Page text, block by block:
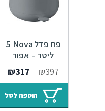
פח פדל Nova ‏5
ליטר – אפור
₪397
המחיר
המקורי
היה:
₪397.
₪317
הוספה לסל